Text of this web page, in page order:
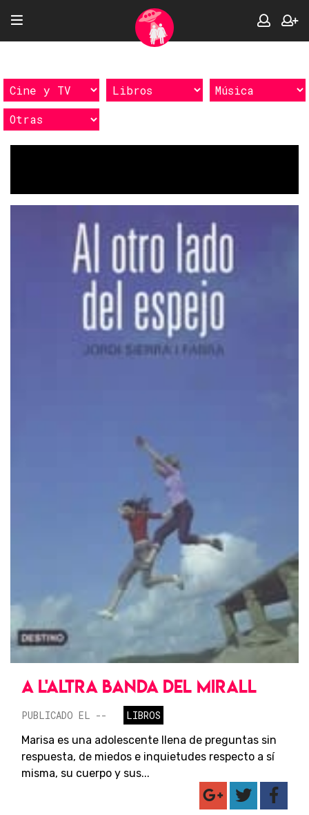
A L'ALTRA BANDA DEL MIRALL
PUBLICADO EL --
LIBROS
Marisa es una adolescente llena de preguntas sin
respuesta, de miedos e inquietudes respecto a sí
misma, su cuerpo y sus...